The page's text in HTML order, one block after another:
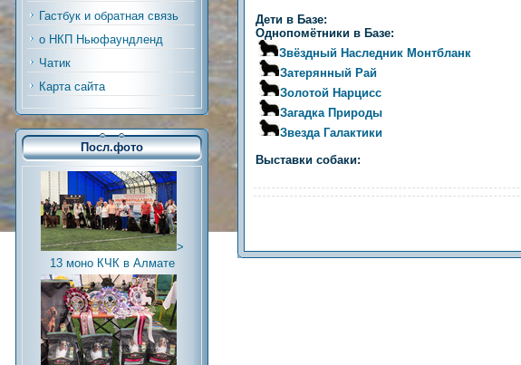
Гастбук и обратная связь
о НКП Ньюфаундленд
Чатик
Карта сайта
Посл.фото
>
13 моно КЧК в Алмате
Дети в Базе:
Однопомётники в Базе:
Звёздный Наследник Монтбланк
Затерянный Рай
Золотой Нарцисс
Загадка Природы
Звезда Галактики
Выставки собаки: